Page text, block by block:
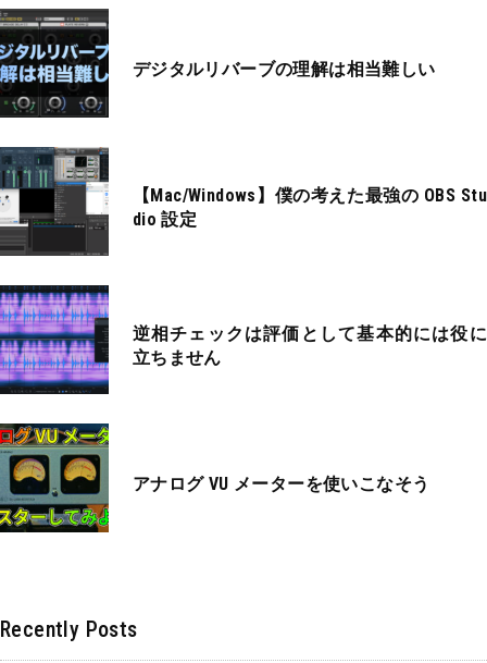
デジタルリバーブの理解は相当難しい
【Mac/Windows】僕の考えた最強の OBS Stu
dio 設定
逆相チェックは評価として基本的には役に
立ちません
アナログ VU メーターを使いこなそう
Recently Posts